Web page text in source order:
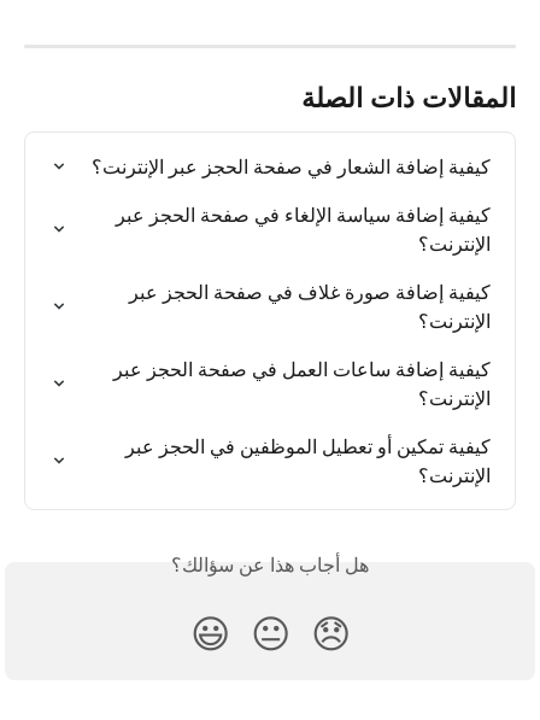
المقالات ذات الصلة
كيفية إضافة الشعار في صفحة الحجز عبر الإنترنت؟
كيفية إضافة سياسة الإلغاء في صفحة الحجز عبر
الإنترنت؟
كيفية إضافة صورة غلاف في صفحة الحجز عبر
الإنترنت؟
كيفية إضافة ساعات العمل في صفحة الحجز عبر
الإنترنت؟
كيفية تمكين أو تعطيل الموظفين في الحجز عبر
الإنترنت؟
هل أجاب هذا عن سؤالك؟
😞
😐
😃